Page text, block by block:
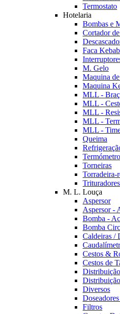
Termostato
Hotelaria
Bombas e
Cortador
Faca Kebab
M. Gelo
Maquina
Maquina
MLL -
MLL -
MLL -
MLL -
MLL -
Queima
Torneiras
Torradeira-
Trituradores
M. L. Louça
Aspersor
Aspersor -
Bomba -
Bomba
Caldeiras /
Cestos &
Cestos de
Diversos
Filtros